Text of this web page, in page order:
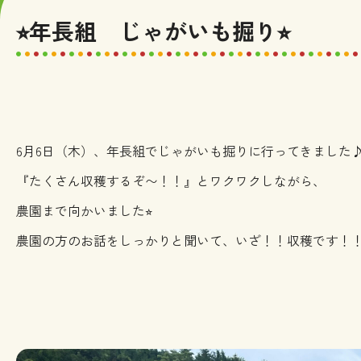
⭐︎年長組 じゃがいも掘り⭐︎
6月6日（木）、年長組でじゃがいも掘りに行ってきました
『たくさん収穫するぞ〜！！』とワクワクしながら、
農園まで向かいました⭐︎
農園の方のお話をしっかりと聞いて、いざ！！収穫です！